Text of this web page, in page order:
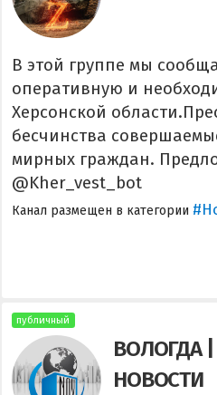
В этой группе мы
оперативную и
Херсонской
бесчинства
мирных граждан.
@Kher_vest_bot
Канал размещен в категории
публичный
ВОЛОГДА |
НОВОСТИ